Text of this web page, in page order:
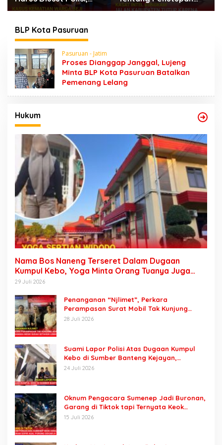
Jalan Karena Horeg di
Dugaan Kumpul Kebo,
BLP Kota Pasuruan
Pasuruan - Jatim
Proses Dianggap Janggal, Lujeng
Minta BLP Kota Pasuruan Batalkan
Pemenang Lelang
Hukum
Nama Bos Naneng Terseret Dalam Dugaan
Kumpul Kebo, Yoga Minta Orang Tuanya Juga
Dipanggil Polisi
29 Juli 2026
Penanganan “Njlimet”, Perkara
Perampasan Surat Mobil Tak Kunjung
Tersangka Padahal Setahun di Polres
28 Juli 2026
Suami Lapor Polisi Atas Dugaan Kumpul
Kebo di Sumber Banteng Kejayan,
Keluarga Minta Segera Ditangkap
24 Juli 2026
Oknum Pengacara Sumenep Jadi Buronan,
Garang di Tiktok tapi Ternyata Keok
Dengan Laporan Seorang Sopir
15 Juli 2026